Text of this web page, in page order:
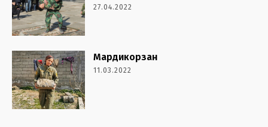
27.04.2022
Мардикорзан
11.03.2022